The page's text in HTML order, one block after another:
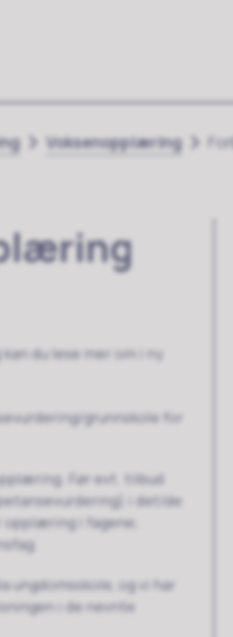
Voksenopplæring
du lese mer om i ny
grunnskole for
Før evt. tilbud
i det/de
i fagene;
ungdomsskole, og vi har
i de nevnte